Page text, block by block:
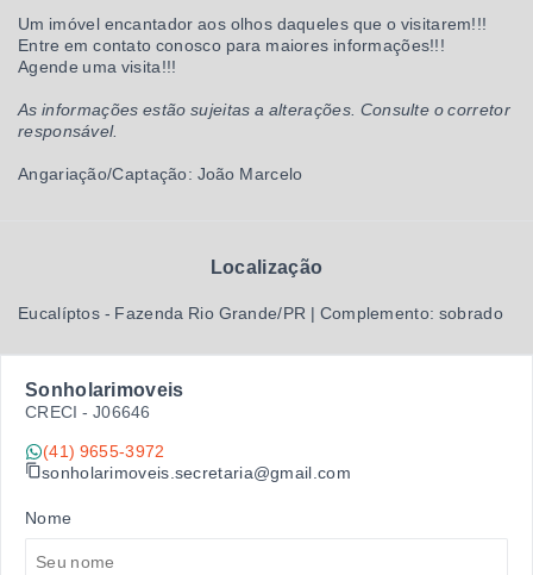
Um imóvel encantador aos olhos daqueles que o visitarem!!!
Entre em contato conosco para maiores informações!!!
Agende uma visita!!!
As informações estão sujeitas a alterações. Consulte o corretor
responsável.
Angariação/Captação: João Marcelo
Localização
Eucalíptos - Fazenda Rio Grande/PR | Complemento: sobrado
Sonholarimoveis
CRECI - J06646
(41) 9655-3972
sonholarimoveis.secretaria@gmail.com
Nome